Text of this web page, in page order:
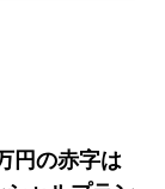
円の赤字は